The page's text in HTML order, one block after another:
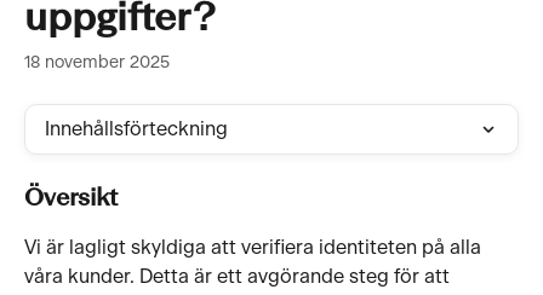
uppgifter?
18 november 2025
Innehållsförteckning
Översikt
Vi är lagligt skyldiga att verifiera identiteten på alla
våra kunder. Detta är ett avgörande steg för att